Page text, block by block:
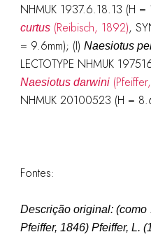
NHMUK 1937.6.18.13 (H =
curtus(Reibisch, 1892),
= 9.6mm); (I) Naesiotus
LECTOTYPE NHMUK
Naesiotus darwini
NHMUK 20100523 (H =
Fontes:
Descrição original: (como
Pfeiffer, 1846)Pfeiffer, L.